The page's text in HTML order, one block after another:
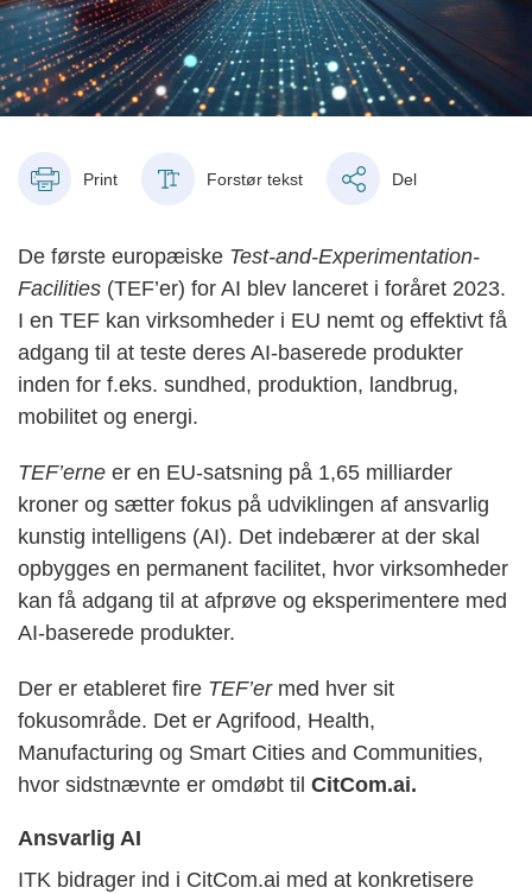
Print Forstør tekst Del
De første europæiske Test-and-Experimentation-
Facilities (TEF’er) for AI blev lanceret i foråret 2023.
I en TEF kan virksomheder i EU nemt og effektivt få
adgang til at teste deres AI-baserede produkter
inden for f.eks. sundhed, produktion, landbrug,
mobilitet og energi.
TEF’erne er en EU-satsning på 1,65 milliarder
kroner og sætter fokus på udviklingen af ansvarlig
kunstig intelligens (AI). Det indebærer at der skal
opbygges en permanent facilitet, hvor virksomheder
kan få adgang til at afprøve og eksperimentere med
AI-baserede produkter.
Der er etableret fire TEF’er med hver sit
fokusområde. Det er Agrifood, Health,
Manufacturing og Smart Cities and Communities,
hvor sidstnævnte er omdøbt til CitCom.ai.
Ansvarlig AI
ITK bidrager ind i CitCom.ai med at konkretisere